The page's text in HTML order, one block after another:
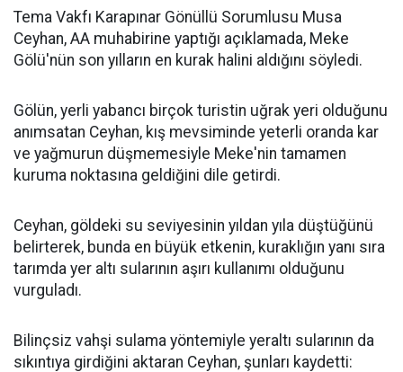
Tema Vakfı Karapınar Gönüllü Sorumlusu Musa
Ceyhan, AA muhabirine yaptığı açıklamada, Meke
Gölü'nün son yılların en kurak halini aldığını söyledi.
Gölün, yerli yabancı birçok turistin uğrak yeri olduğunu
anımsatan Ceyhan, kış mevsiminde yeterli oranda kar
ve yağmurun düşmemesiyle Meke'nin tamamen
kuruma noktasına geldiğini dile getirdi.
Ceyhan, göldeki su seviyesinin yıldan yıla düştüğünü
belirterek, bunda en büyük etkenin, kuraklığın yanı sıra
tarımda yer altı sularının aşırı kullanımı olduğunu
vurguladı.
Bilinçsiz vahşi sulama yöntemiyle yeraltı sularının da
sıkıntıya girdiğini aktaran Ceyhan, şunları kaydetti: